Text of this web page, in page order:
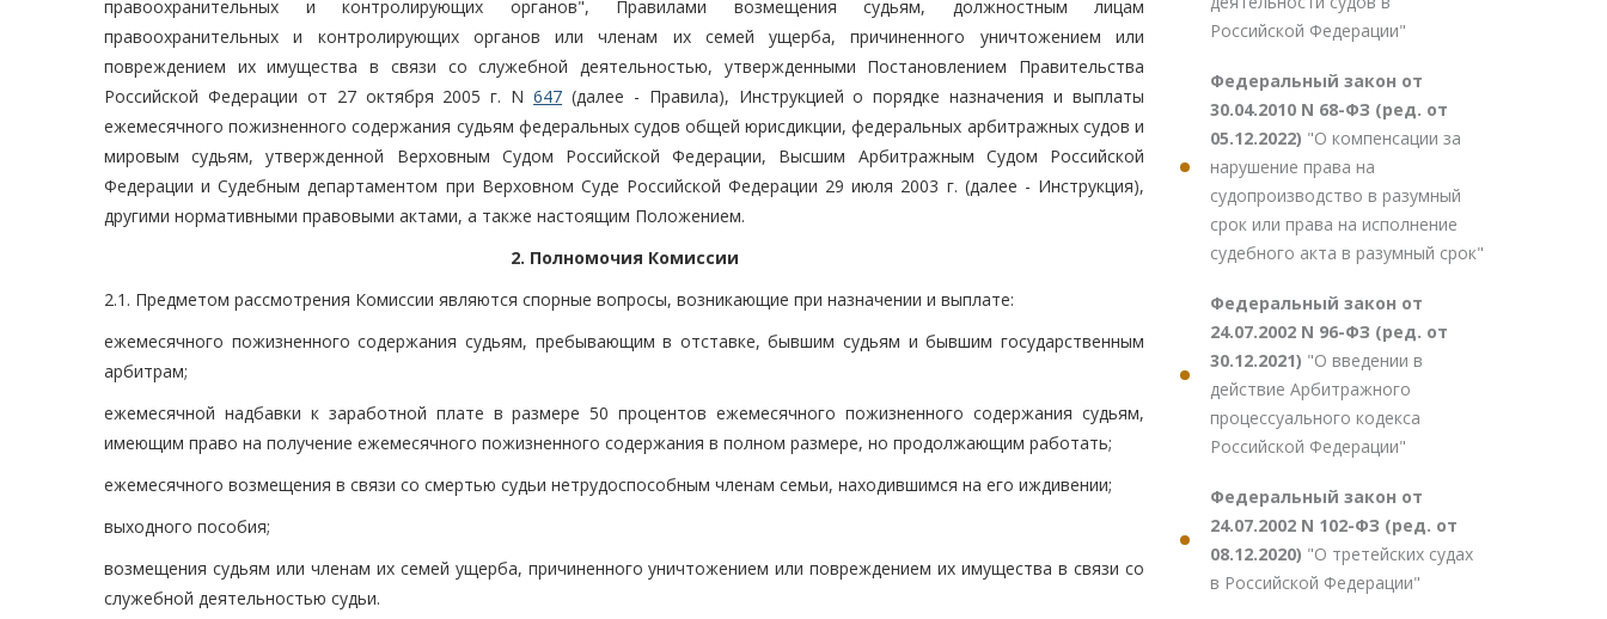
правоохранительных и контролирующих органов", Правилами возмещения судьям, должностным лицам
правоохранительных и контролирующих органов или членам их семей ущерба, причиненного уничтожением или
повреждением их имущества в связи со служебной деятельностью, утвержденными Постановлением Правительства
Российской Федерации от 27 октября 2005 г. N647 (далее - Правила), Инструкцией о порядке назначения и выплаты
ежемесячного пожизненного содержания судьям федеральных судов общей юрисдикции, федеральных арбитражных судов и
мировым судьям, утвержденной Верховным Судом Российской Федерации, Высшим Арбитражным Судом Российской
Федерации и Судебным департаментом при Верховном Суде Российской Федерации 29 июля 2003 г. (далее - Инструкция),
другими нормативными правовыми актами, а также настоящим Положением.
2. Полномочия Комиссии
2.1. Предметом рассмотрения Комиссии являются спорные вопросы, возникающие при назначении и выплате:
ежемесячного пожизненного содержания судьям, пребывающим в отставке, бывшим судьям и бывшим государственным
арбитрам;
ежемесячной надбавки к заработной плате в размере 50 процентов ежемесячного пожизненного содержания судьям,
имеющим право на получение ежемесячного пожизненного содержания в полном размере, но продолжающим работать;
ежемесячного возмещения в связи со смертью судьи нетрудоспособным членам семьи, находившимся на его иждивении;
выходного пособия;
возмещения судьям или членам их семей ущерба, причиненного уничтожением или повреждением их имущества в связи со
служебной деятельностью судьи.
Российской Федерации"
Федеральный закон от
30.04.2010 N 68-ФЗ (ред. от
05.12.2022) "О компенсации за
нарушение права на
судопроизводство в разумный
срок или права на исполнение
судебного акта в разумный срок"
Федеральный закон от
24.07.2002 N 96-ФЗ (ред. от
30.12.2021) "О введении в
действие Арбитражного
процессуального кодекса
Российской Федерации"
Федеральный закон от
24.07.2002 N 102-ФЗ (ред. от
08.12.2020) "О третейских судах
в Российской Федерации"